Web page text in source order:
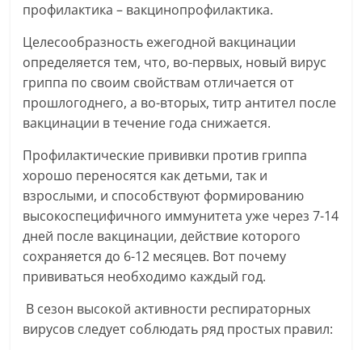
профилактика – вакцинопрофилактика.
Целесообразность ежегодной вакцинации
определяется тем, что, во-первых, новый вирус
гриппа по своим свойствам отличается от
прошлогоднего, а во-вторых, титр антител после
вакцинации в течение года снижается.
Профилактические прививки против гриппа
хорошо переносятся как детьми, так и
взрослыми, и способствуют формированию
высокоспецифичного иммунитета уже через 7-14
дней после вакцинации, действие которого
сохраняется до 6-12 месяцев. Вот почему
прививаться необходимо каждый год.
В сезон высокой активности респираторных
вирусов следует соблюдать ряд простых правил: